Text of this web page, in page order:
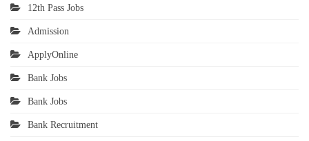
12th Pass Jobs
Admission
ApplyOnline
Bank Jobs
Bank Jobs
Bank Recruitment